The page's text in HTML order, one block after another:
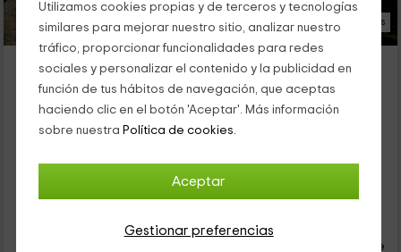
Utilizamos cookies propias y de terceros y tecnologías
similares para mejorar nuestro sitio, analizar nuestro
tráfico, proporcionar funcionalidades para redes
sociales y personalizar el contenido y la publicidad en
función de tus hábitos de navegación, que aceptas
haciendo clic en el botón 'Aceptar'. Más información
sobre nuestra Política de cookies.
Aceptar
Gestionar preferencias
35 Fotos
Turismo rural As Casas
Alojamiento ubicado a 10.0km de Oseira
Chantada, Lugo
0 opiniones
Contacto directo
persona y noche